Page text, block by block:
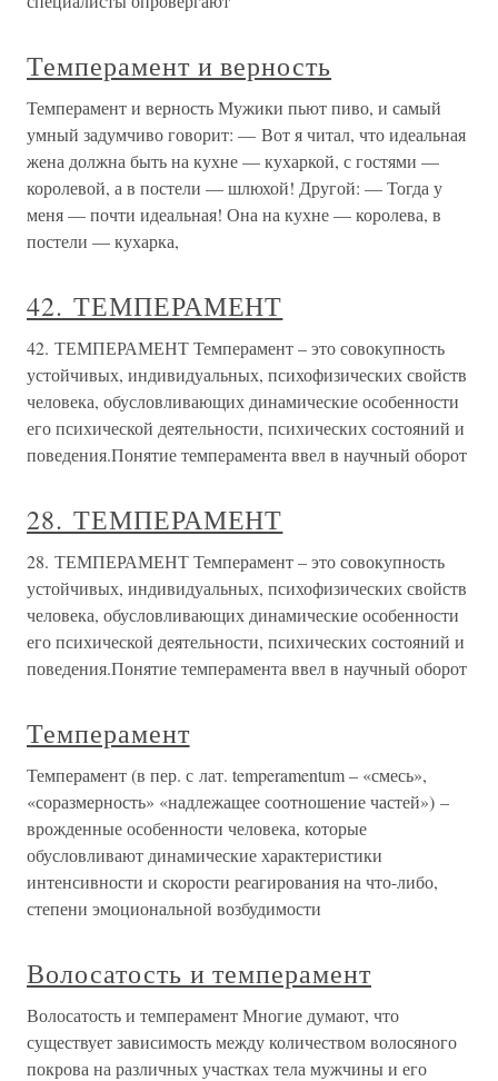
Темперамент и верность
Темперамент и верность Мужики пьют пиво, и самый
умный задумчиво говорит: — Вот я читал, что идеальная
жена должна быть на кухне — кухаркой, с гостями —
королевой, а в постели — шлюхой! Другой: — Тогда у
меня — почти идеальная! Она на кухне — королева, в
постели — кухарка,
42. ТЕМПЕРАМЕНТ
42. ТЕМПЕРАМЕНТ Темперамент – это совокупность
устойчивых, индивидуальных, психофизических свойств
человека, обусловливающих динамические особенности
его психической деятельности, психических состояний и
поведения.Понятие темперамента ввел в научный оборот
28. ТЕМПЕРАМЕНТ
28. ТЕМПЕРАМЕНТ Темперамент – это совокупность
устойчивых, индивидуальных, психофизических свойств
человека, обусловливающих динамические особенности
его психической деятельности, психических состояний и
поведения.Понятие темперамента ввел в научный оборот
Темперамент
Темперамент (в пер. с лат. temperamentum – «смесь»,
«соразмерность» «надлежащее соотношение частей») –
врожденные особенности человека, которые
обусловливают динамические характеристики
интенсивности и скорости реагирования на что-либо,
степени эмоциональной возбудимости
Волосатость и темперамент
Волосатость и темперамент Многие думают, что
существует зависимость между количеством волосяного
покрова на различных участках тела мужчины и его